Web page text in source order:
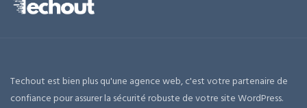
Techout est bien plus qu'une agence web, c'est votre partenaire de
confiance pour assurer la sécurité robuste de votre site WordPress.